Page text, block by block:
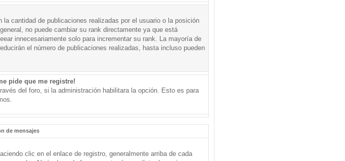
cantidad de publicaciones realizadas por el usuario o la posición
no puede cambiar su rank directamente ya que está
innecesariamente solo para incrementar su rank. La mayoría de
el número de publicaciones realizadas, hasta incluso pueden
pide que me registre!
del foro, si la administración habilitara la opción. Esto es para
de mensajes
clic en el enlace de registro, generalmente arriba de cada